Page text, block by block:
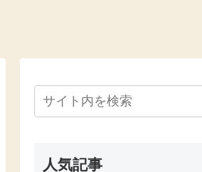
人気記事